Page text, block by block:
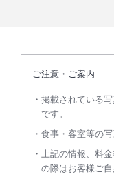
ご注意・ご案内
掲載されている
です。
食事・客室等の写
上記の情報、料
の際はお客様ご自